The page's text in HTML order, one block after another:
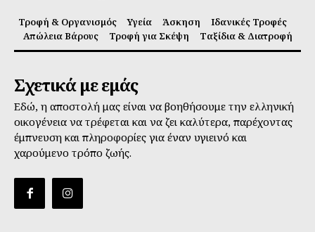
Τροφή & Οργανισμός Υγεία Άσκηση
Ιδανικές Τροφές
Απώλεια Βάρους
Τροφή για Σκέψη Ταξίδια & Διατροφή
Σχετικά με εμάς
Εδώ, η αποστολή μας είναι να βοηθήσουμε την ελληνική
οικογένεια να τρέφεται και να ζει καλύτερα, παρέχοντας
έμπνευση και πληροφορίες για έναν υγιεινό και
χαρούμενο τρόπο ζωής.